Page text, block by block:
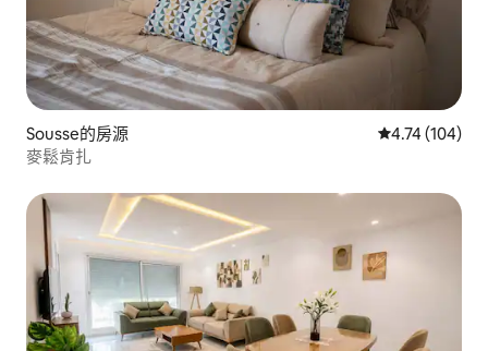
Sousse的房源 從 104 則評價
4.74 (104)
麥鬆肯扎